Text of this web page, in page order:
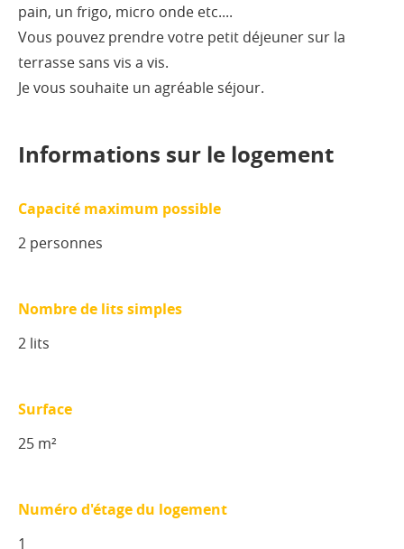
pain, un frigo, micro onde etc....
Vous pouvez prendre votre petit déjeuner sur la
terrasse sans vis a vis.
Je vous souhaite un agréable séjour.
Informations sur le logement
Capacité maximum possible
2 personnes
Nombre de lits simples
2 lits
Surface
25 m²
Numéro d'étage du logement
1